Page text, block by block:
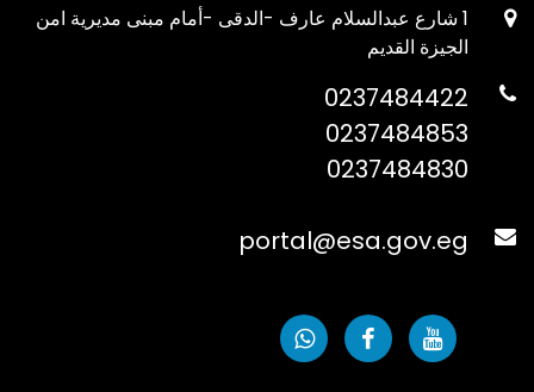
1 شارع عبدالسلام عارف -الدقى -أمام مبنى مديرية امن
الجيزة القديم
0237484422
0237484853
0237484830
portal@esa.gov.eg